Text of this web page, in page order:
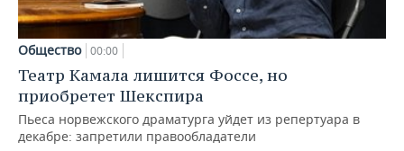
Общество 00:00
Театр Камала лишится Фоссе, но
приобретет Шекспира
Пьеса норвежского драматурга уйдет из репертуара в
декабре: запретили правообладатели